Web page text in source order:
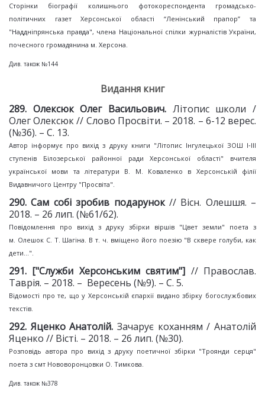
Сторінки біографії колишнього фотокореспондента громадсько-
політичних газет Херсонської області “Ленінський прапор” та
"Наддніпрянська правда", члена Національної спілки журналістів України,
почесного громадянина м. Херсона.
Див. також №144
Видання книг
289. Олексюк Олег Васильович. Літопис школи /
Олег Олексюк // Слово Просвіти. – 2018. – 6-12 верес.
(№36). – С. 13.
Автор інформує про вихід з друку книги "Літопис Інгулецької ЗОШ І‑ІІІ
ступенів Білозерської районної ради Херсонської області" вчителя
української мови та літератури В. М. Коваленко в Херсонській філії
Видавничого Центру "Просвіта".
290. Сам собі зробив подарунок// Вісн. Олешшя. –
2018. – 26 лип. (№61/62).
Повідомлення про вихід з друку збірки віршів "Цвет земли" поета з
м. Олешок С. Т. Шагіна. В т. ч. вміщено його поезію "В сквере голуби, как
дети...".
291. ["Служби Херсонським святим"] // Православ.
Таврія. – 2018. – Вересень (№9). – С. 5.
Відомості про те, що у Херсонській єпархії видано збірку богослужбових
текстів.
292. Яценко Анатолій. Зачарує коханням / Анатолій
Яценко // Вісті. – 2018. – 26 лип. (№30).
Розповідь автора про вихід з друку поетичної збірки "Троянди серця"
поета з смт Нововоронцовки О. Тимкова.
Див. також №378